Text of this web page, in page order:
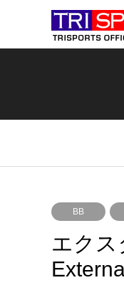
BB
エクス